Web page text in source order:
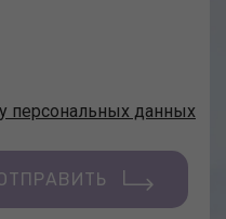
персональных данных